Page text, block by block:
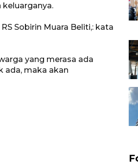
Sobirin Muara Beliti,: kata
yang merasa ada
ada, maka akan